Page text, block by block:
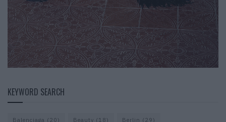
KEYWORD SEARCH
Balenciaga (20) Beauty (18) Berlin (29)